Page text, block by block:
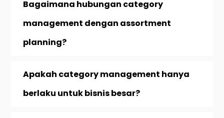
Bagaimana hubungan category
management dengan assortment
planning?
Apakah category management hanya
berlaku untuk bisnis besar?